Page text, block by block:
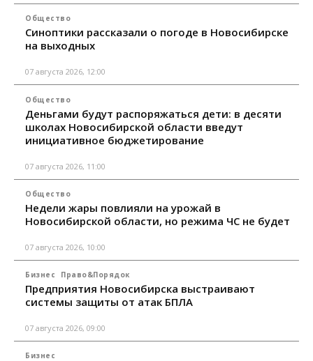
Общество
Синоптики рассказали о погоде в Новосибирске
на выходных
07 августа 2026, 12:00
Общество
Деньгами будут распоряжаться дети: в десяти
школах Новосибирской области введут
инициативное бюджетирование
07 августа 2026, 11:00
Общество
Недели жары повлияли на урожай в
Новосибирской области, но режима ЧС не будет
07 августа 2026, 10:00
Бизнес Право&Порядок
Предприятия Новосибирска выстраивают
системы защиты от атак БПЛА
07 августа 2026, 09:00
Бизнес